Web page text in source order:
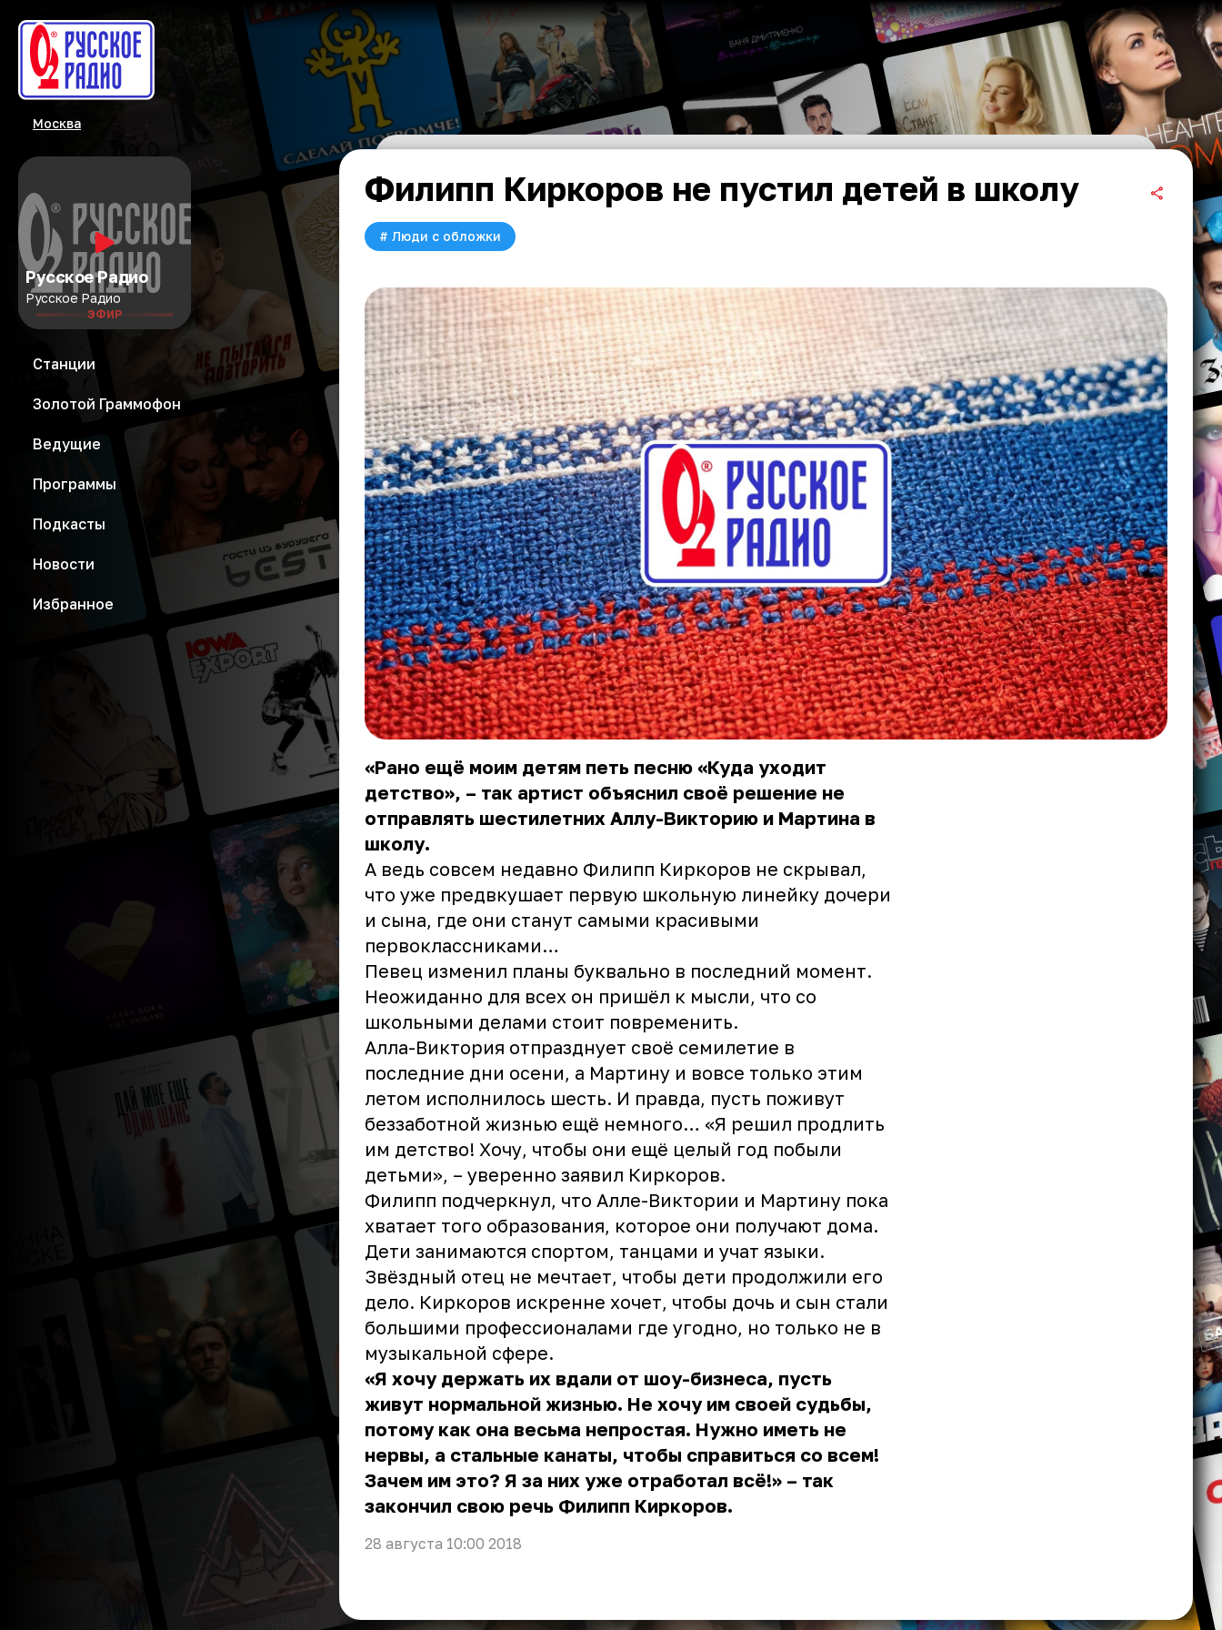
Москва
Русское Радио
Русское Радио
ЭФИР
Станции
Золотой Граммофон
Ведущие
Программы
Подкасты
Новости
Избранное
Филипп Киркоров не пустил детей в школу
# Люди с обложки
«Рано ещё моим детям петь песню «Куда уходит
детство», – так артист объяснил своё решение не
отправлять шестилетних Аллу-Викторию и Мартина в
школу.
А ведь совсем недавно Филипп Киркоров не скрывал,
что уже предвкушает первую школьную линейку дочери
и сына, где они станут самыми красивыми
первоклассниками…
Певец изменил планы буквально в последний момент.
Неожиданно для всех он пришёл к мысли, что со
школьными делами стоит повременить.
Алла-Виктория отпразднует своё семилетие в
последние дни осени, а Мартину и вовсе только этим
летом исполнилось шесть. И правда, пусть поживут
беззаботной жизнью ещё немного… «Я решил продлить
им детство! Хочу, чтобы они ещё целый год побыли
детьми», – уверенно заявил Киркоров.
Филипп подчеркнул, что Алле-Виктории и Мартину пока
хватает того образования, которое они получают дома.
Дети занимаются спортом, танцами и учат языки.
Звёздный отец не мечтает, чтобы дети продолжили его
дело. Киркоров искренне хочет, чтобы дочь и сын стали
большими профессионалами где угодно, но только не в
музыкальной сфере.
«Я хочу держать их вдали от шоу-бизнеса, пусть
живут нормальной жизнью. Не хочу им своей судьбы,
потому как она весьма непростая. Нужно иметь не
нервы, а стальные канаты, чтобы справиться со всем!
Зачем им это? Я за них уже отработал всё!» – так
закончил свою речь Филипп Киркоров.
28 августа 10:00 2018